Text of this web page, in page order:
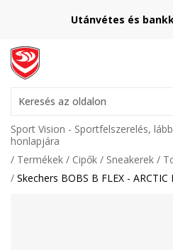
Utánvétes és
Keresés az oldalon
Sport Vision - Sportfelszerelés,
honlapjára
Termékek
Cipők Sneakerek
Skechers BOBS B FLEX - ARCTIC